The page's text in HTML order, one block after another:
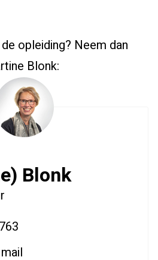
opleiding? Neem dan
Blonk:
Blonk